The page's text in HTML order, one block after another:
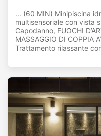
... (60 MIN) Minipiscina
multisensoriale con vista
Capodanno, FUOCHI
MASSAGGIO DI COPPIA
Trattamento rilassante